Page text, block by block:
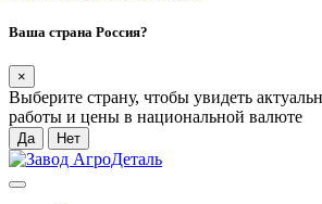
Ваша страна Россия?
×
Выберите страну, чтобы увидеть
работы и цены в национальной валюте
Да Нет